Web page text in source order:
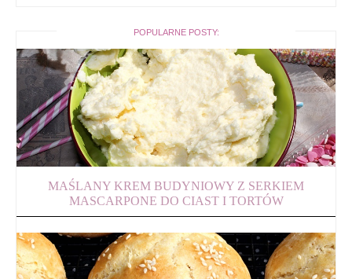
POPULARNE POSTY:
MAŚLANY KREM BUDYNIOWY Z SERKIEM
MASCARPONE DO CIAST I TORTÓW